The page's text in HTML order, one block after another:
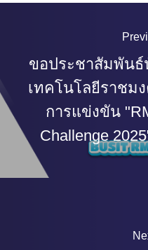
ขอประชาสัมพัน
เทคโนโลยีราชม
การแข่งขัน
Challenge